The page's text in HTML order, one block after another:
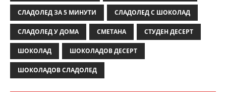
СЛАДОЛЕД ЗА 5 МИНУТИ СЛАДОЛЕД С ШОКОЛАД
СЛАДОЛЕД У ДОМА СМЕТАНА СТУДЕН ДЕСЕРТ
ШОКОЛАД ШОКОЛАДОВ ДЕСЕРТ
ШОКОЛАДОВ СЛАДОЛЕД